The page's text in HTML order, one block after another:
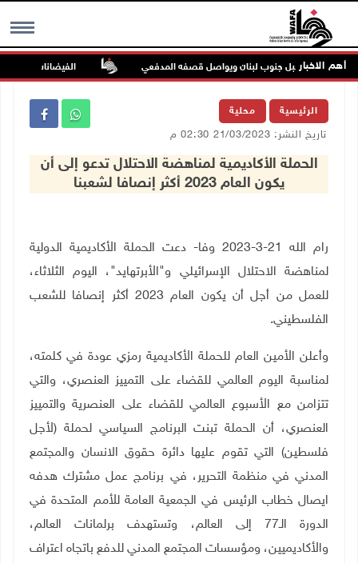
MENU أهم الاخبار
بلدة ميس الجبل جنوب لبنان ويواصل قصفه المدفعي الفيضانات في ولاية آسام
الرئيسية محلية
تاريخ النشر: 21/03/2023 02:30 م
الحملة الأكاديمية لمناهضة الاحتلال تدعو إلى أن
يكون العام 2023 أكثر إنصافا لشعبنا
رام الله 21-3-2023 وفا- دعت الحملة الأكاديمية الدولية
لمناهضة الاحتلال الإسرائيلي و"الأبرتهايد"، اليوم الثلاثاء،
للعمل من أجل أن يكون العام 2023 أكثر إنصافا للشعب
الفلسطيني.
وأعلن الأمين العام للحملة الأكاديمية رمزي عودة في كلمته،
لمناسبة اليوم العالمي للقضاء على التمييز العنصري، والتي
تتزامن مع الأسبوع العالمي للقضاء على العنصرية والتمييز
العنصري، أن الحملة تبنت البرنامج السياسي لحملة (لأجل
فلسطين) التي تقوم عليها دائرة حقوق الانسان والمجتمع
المدني في منظمة التحرير، في برنامج عمل مشترك هدفه
ايصال خطاب الرئيس في الجمعية العامة للأمم المتحدة في
الدورة الـ77 إلى العالم، وتستهدف برلمانات العالم،
والأكاديميين، ومؤسسات المجتمع المدني للدفع باتجاه اعتراف